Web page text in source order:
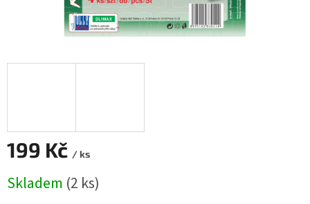
199 Kč / ks
cena:
Skladem (2 ks)